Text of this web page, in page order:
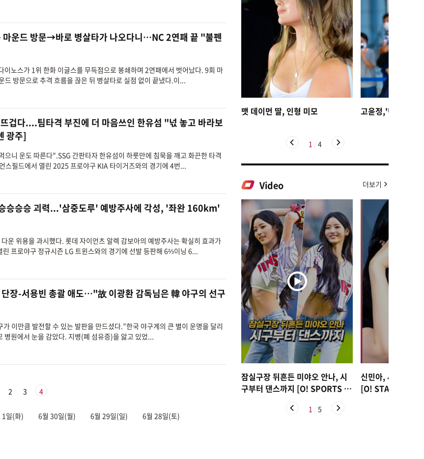
마운드 방문→바로 병살타가 나오다니…NC 2연패 끝 "불펜
노스가 1위 한화 이글스를 무득점으로 봉쇄하며 2연패에서 벗어났다. 9회 마
드 방문으로 추격 흐름을 끊은 뒤 병살타로 실점 없이 끝냈다.이...
겁다....팀타격 부진에 더 마음쓰인 한유섬 "넋 놓고 바라보
광주]
니 운도 따른다".SSG 간판타자 한유섬이 하룻만에 침묵을 깨고 화끈한 타격
스필드에서 열린 2025 프로야구 KIA 타이거즈와의 경기에 4번...
승승승 괴력...'삼중도루' 예방주사에 각성, '좌완 160km'
운 위용을 과시했다. 롯데 자이언츠 알렉 감보아의 예방주사는 확실히 효과가
프로야구 정규시즌 LG 트윈스와의 경기에 선발 등판해 6⅔이닝 6...
장-서용빈 총괄 애도…"故 이광환 감독님은 韓 야구의 선구
이만큼 발전할 수 있는 발판을 만드셨다.”한국 야구계의 큰 별이 운명을 달리
병원에서 눈을 감았다. 지병(폐 섬유증)을 앓고 있었...
2 3 4
1일(화) 6월 30일(월) 6월 29일(일) 6월 28일(토)
맷 데이먼 딸, 인형 미모 고윤정,'탄성을 자
1 4
Video 더보기
잠실구장 뒤흔든 미야오 안나, 시
구부터 댄스까지 [O! SPORTS 숏
신민아, 새 신부의
[O! STAR 숏폼]
1 5